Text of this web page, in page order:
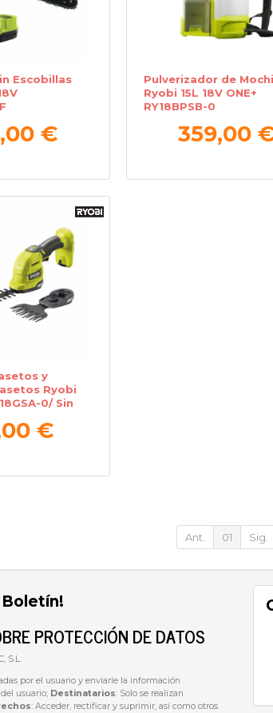
Escobillas
€
Pulverizador de
Ryobi 15L 18V ONE+
RY18BPSB-0
359,00
y
Ryobi
0/ Sin
€
Ant. 01 Sig.
PROTECCIÓN DE DATOS
S.L.
por el usuario y enviarle la información
usuario; Destinatarios: Solo se realizan
: Acceder, rectificar y suprimir, así como otros